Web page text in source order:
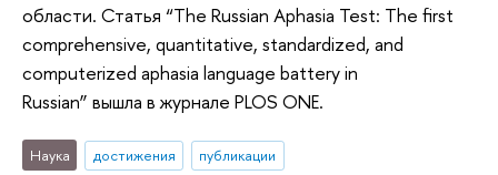
области. Статья “The Russian Aphasia Test: The first
comprehensive, quantitative, standardized, and
computerized aphasia language battery in
Russian” вышла в журнале PLOS ONE.
Наука достижения
публикации